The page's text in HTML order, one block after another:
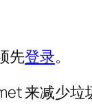
先登录。
来减少垃